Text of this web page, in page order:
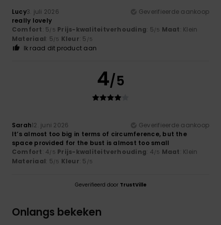
Lucy3. juli 2026
Geverifieerde aankoop
really lovely
Comfort: 5/5 Prijs-kwaliteitverhouding: 5/5 Maat: Klein
Materiaal: 5/5 Kleur: 5 /5
Ik raad dit product aan
4/5
Sarah12. juni 2026
Geverifieerde aankoop
It’s almost too big in terms of circumference, but the
space provided for the bust is almost too small
Comfort: 4/5 Prijs-kwaliteitverhouding: 4/5 Maat: Klein
Materiaal: 5/5 Kleur: 5 /5
Geverifieerd door TrustVille
Onlangs bekeken